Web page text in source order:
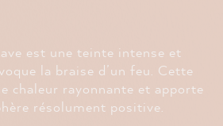
est une teinte intense et
la braise d’un feu. Cette
chaleur rayonnante et apporte
résolument positive.